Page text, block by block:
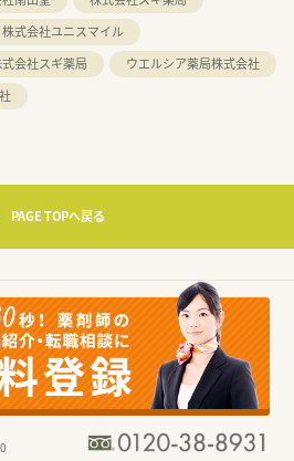
株式会社ユニスマイル
会社スギ薬局
ウエルシア薬局株式会社
PAGE TOPへ戻る